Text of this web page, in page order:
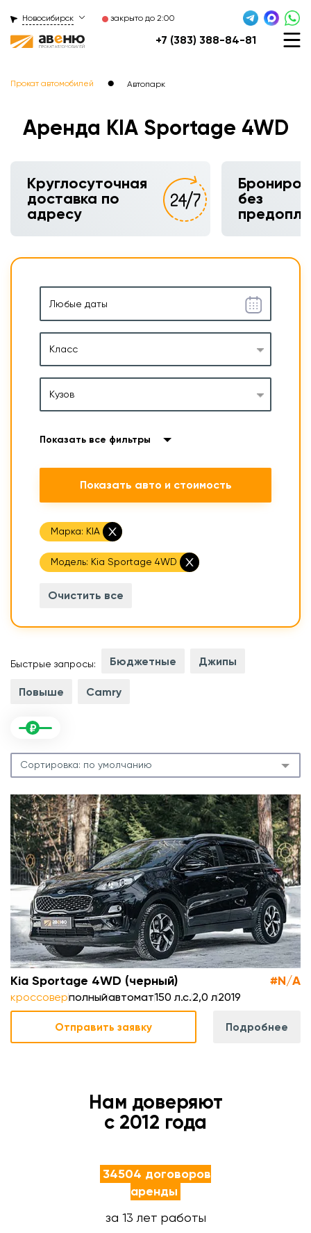
Новосибирск закрыто до 2:00
+7 (383) 388-84-81
Прокат автомобилей ● Автопарк
Аренда KIA Sportage 4WD
Круглосуточная
доставка по
адресу
без
Класс
Кузов
Показать все фильтры
Показать авто и стоимость
Марка: KIA
Модель: Kia Sportage 4WD
Очистить все
Быстрые запросы: Бюджетные Джипы
Повыше Camry
Сортировка: по умолчанию
Kia Sportage 4WD (черный) #N/A
кроссоверполныйавтомат150 л.с.2,0 л2019
Отправить заявку Подробнее
Нам доверяют
с 2012 года
34504 договоров
аренды
за 13 лет работы